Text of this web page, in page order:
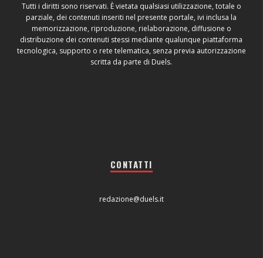
Tutti i diritti sono riservati. È vietata qualsiasi utilizzazione, totale o
parziale, dei contenuti inseriti nel presente portale, ivi inclusa la
memorizzazione, riproduzione, rielaborazione, diffusione o
distribuzione dei contenuti stessi mediante qualunque piattaforma
tecnologica, supporto o rete telematica, senza previa autorizzazione
scritta da parte di Duels.
CONTATTI
redazione@duels.it